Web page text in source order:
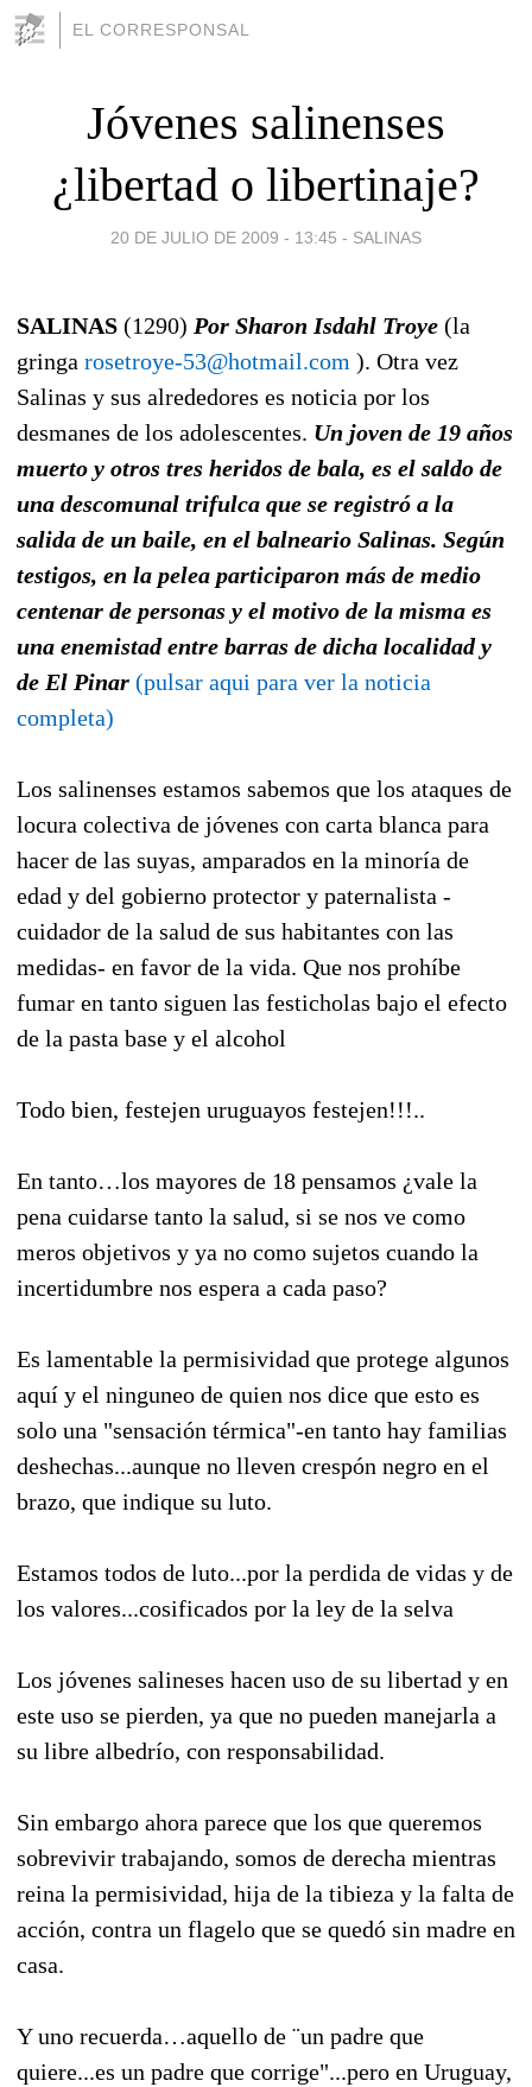
EL CORRESPONSAL
Jóvenes salinenses
¿libertad o libertinaje?
20 DE JULIO DE 2009 - 13:45 - SALINAS
SALINAS (1290) Por Sharon Isdahl Troye (la
gringa rosetroye-53@hotmail.com ). Otra vez
Salinas y sus alrededores es noticia por los
desmanes de los adolescentes. Un joven de 19 años
muerto y otros tres heridos de bala, es el saldo de
una descomunal trifulca que se registró a la
salida de un baile, en el balneario Salinas. Según
testigos, en la pelea participaron más de medio
centenar de personas y el motivo de la misma es
una enemistad entre barras de dicha localidad y
de El Pinar (pulsar aqui para ver la noticia
completa)
Los salinenses estamos sabemos que los ataques de
locura colectiva de jóvenes con carta blanca para
hacer de las suyas, amparados en la minoría de
edad y del gobierno protector y paternalista -
cuidador de la salud de sus habitantes con las
medidas- en favor de la vida. Que nos prohíbe
fumar en tanto siguen las festicholas bajo el efecto
de la pasta base y el alcohol
Todo bien, festejen uruguayos festejen!!!..
En tanto…los mayores de 18 pensamos ¿vale la
pena cuidarse tanto la salud, si se nos ve como
meros objetivos y ya no como sujetos cuando la
incertidumbre nos espera a cada paso?
Es lamentable la permisividad que protege algunos
aquí y el ninguneo de quien nos dice que esto es
solo una "sensación térmica"-en tanto hay familias
deshechas...aunque no lleven crespón negro en el
brazo, que indique su luto.
Estamos todos de luto...por la perdida de vidas y de
los valores...cosificados por la ley de la selva
Los jóvenes salineses hacen uso de su libertad y en
este uso se pierden, ya que no pueden manejarla a
su libre albedrío, con responsabilidad.
Sin embargo ahora parece que los que queremos
sobrevivir trabajando, somos de derecha mientras
reina la permisividad, hija de la tibieza y la falta de
acción, contra un flagelo que se quedó sin madre en
casa.
Y uno recuerda…aquello de ¨un padre que
quiere...es un padre que corrige"...pero en Uruguay,